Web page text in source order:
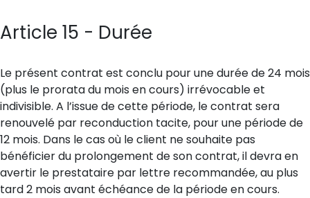
Article 15 - Durée
Le présent contrat est conclu pour une durée de 24 mois
(plus le prorata du mois en cours) irrévocable et
indivisible. A l’issue de cette période, le contrat sera
renouvelé par reconduction tacite, pour une période de
12 mois. Dans le cas où le client ne souhaite pas
bénéficier du prolongement de son contrat, il devra en
avertir le prestataire par lettre recommandée, au plus
tard 2 mois avant échéance de la période en cours.